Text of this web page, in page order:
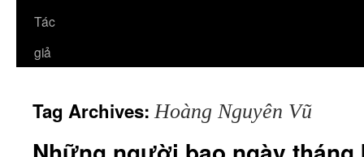
Tác
giả
Tag Archives:Hoàng Nguyên Vũ